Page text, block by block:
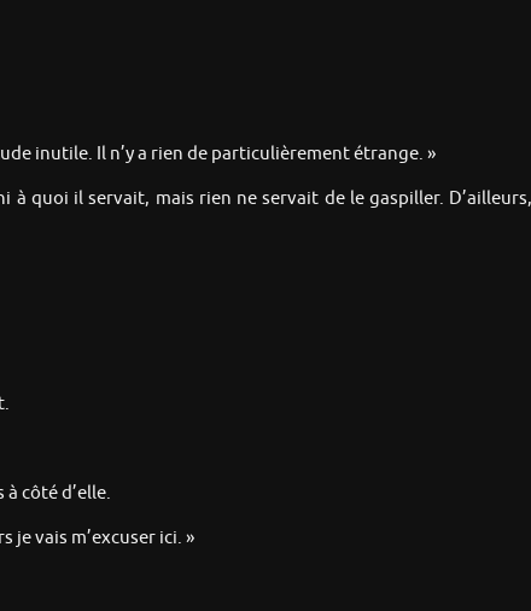
inutile. Il n’y a rien de particulièrement étrange. »
à quoi il servait, mais rien ne servait de le gaspiller.
côté d’elle.
je vais m’excuser ici. »